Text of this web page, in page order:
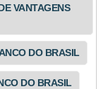
VANTAGENS
DO BRASIL
DO BRASIL